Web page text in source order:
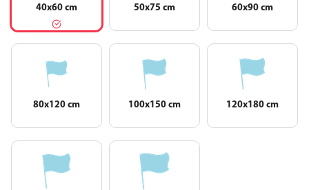
40x60 cm 50x75 cm 60x90 cm
80x120 cm 100x150 cm 120x180 cm